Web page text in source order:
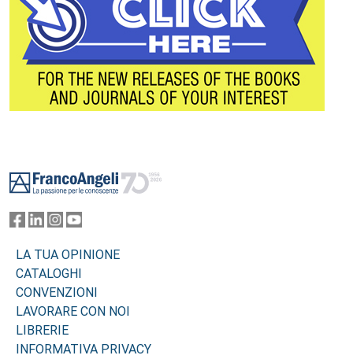
LA TUA OPINIONE
CATALOGHI
CONVENZIONI
LAVORARE CON NOI
LIBRERIE
INFORMATIVA PRIVACY